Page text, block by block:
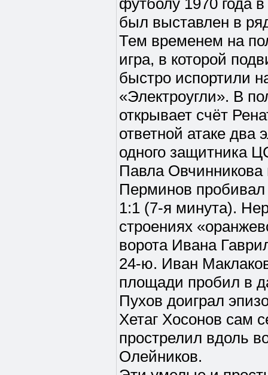
футболу 1970 года
был выставлен в
Тем временем на
игра, в которой
быстро испортили
«Электроугли». В
открывает счёт
ответной атаке два
одного защитника
Павла Овчинникова
Перминов пробивал
1:1 (7-я минута).
строениях
ворота Ивана
24-ю. Иван
площади пробил в
Пухов доиграл
Хетаг Хосонов сам
прострелил вдоль
Олейников.